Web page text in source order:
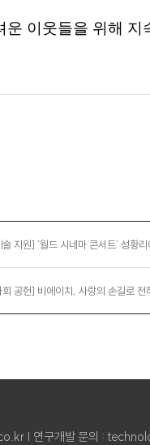
이웃들을 위해 지
지원] ‘월드 시네마 콘서트’ 성황
공헌] 비에이치, 사랑의 손길로 전
| 연구개발 문의 :